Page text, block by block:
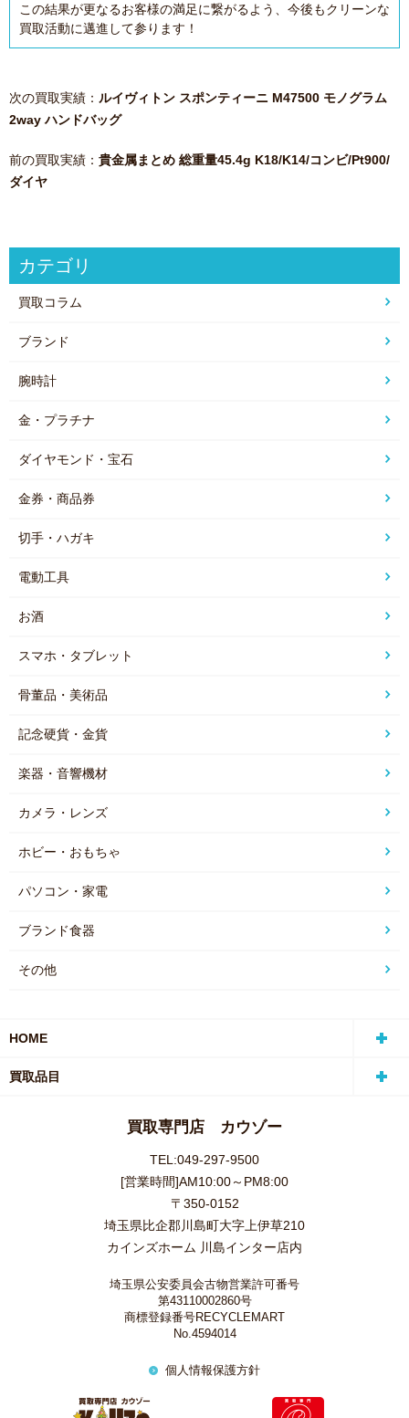
この結果が更なるお客様の満足に繋がるよう、今後もクリーンな
買取活動に邁進して参ります！
次の買取実績： ルイヴィトン スポンティーニ M47500 モノグラム
2way ハンドバッグ
前の買取実績： 貴金属まとめ 総重量45.4g K18/K14/コンビ/Pt900/
ダイヤ
カテゴリ
買取コラム
ブランド
腕時計
金・プラチナ
ダイヤモンド・宝石
金券・商品券
切手・ハガキ
電動工具
お酒
スマホ・タブレット
骨董品・美術品
記念硬貨・金貨
楽器・音響機材
カメラ・レンズ
ホビー・おもちゃ
パソコン・家電
ブランド食器
その他
HOME
買取品目
買取専門店 カウゾー
TEL:049-297-9500
[営業時間]AM10:00～PM8:00
〒350-0152
埼玉県比企郡川島町大字上伊草210
カインズホーム 川島インター店内
埼玉県公安委員会古物営業許可番号
第43110002860号
商標登録番号RECYCLEMART
No.4594014
個人情報保護方針